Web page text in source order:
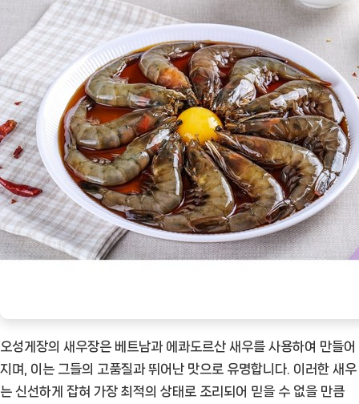
오성게장의 새우장은 베트남과 에콰도르산 새우를 사용하여 만들어
지며, 이는 그들의 고품질과 뛰어난 맛으로 유명합니다. 이러한 새우
는 신선하게 잡혀 가장 최적의 상태로 조리되어 믿을 수 없을 만큼